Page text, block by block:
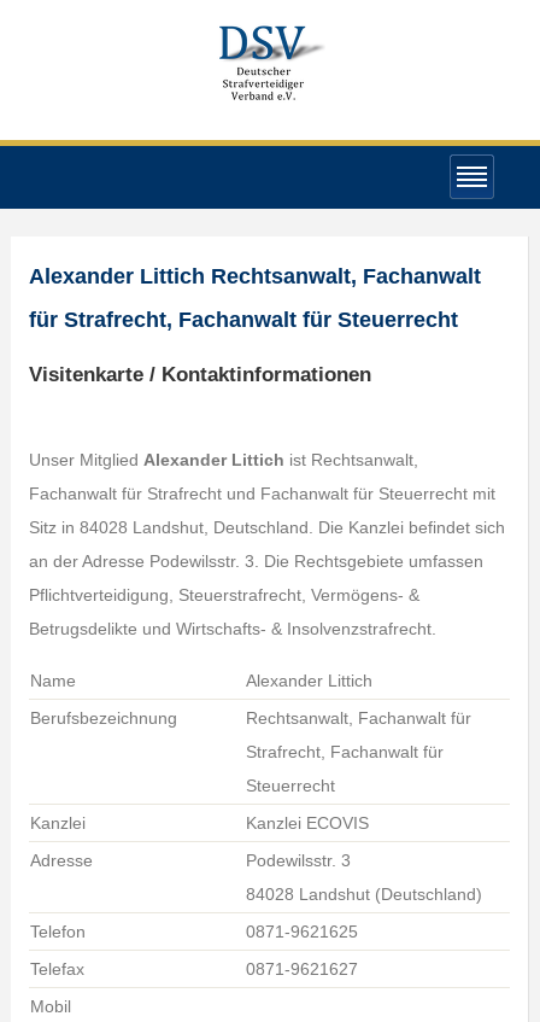
Alexander Littich Rechtsanwalt, Fachanwalt
für Strafrecht, Fachanwalt für Steuerrecht
Visitenkarte / Kontaktinformationen
Unser Mitglied Alexander Littich ist Rechtsanwalt,
Fachanwalt für Strafrecht und Fachanwalt für Steuerrecht mit
Sitz in 84028 Landshut, Deutschland. Die Kanzlei befindet sich
an der Adresse Podewilsstr. 3. Die Rechtsgebiete umfassen
Pflichtverteidigung, Steuerstrafrecht, Vermögens- &
Betrugsdelikte und Wirtschafts- & Insolvenzstrafrecht.
Name
Alexander Littich
Berufsbezeichnung
Rechtsanwalt, Fachanwalt für
Strafrecht, Fachanwalt für
Steuerrecht
Kanzlei
Kanzlei ECOVIS
Adresse
Podewilsstr. 3
84028 Landshut (Deutschland)
Telefon
0871-9621625
Telefax
0871-9621627
Mobil